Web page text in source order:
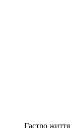
Гастро